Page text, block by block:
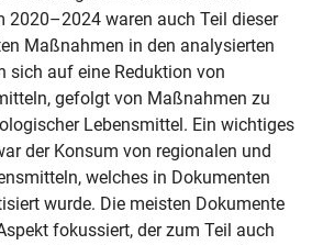
2020–2024 waren auch Teil dieser
Maßnahmen in den analysierten
sich auf eine Reduktion von
gefolgt von Maßnahmen zu
Lebensmittel. Ein wichtiges
der Konsum von regionalen und
welches in Dokumenten
wurde. Die meisten Dokumente
fokussiert, der zum Teil auch